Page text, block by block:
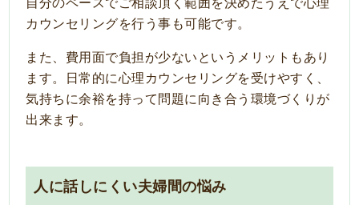
自分のペースでご相談頂く範囲を決めたうえで心理
カウンセリングを行う事も可能です。
また、費用面で負担が少ないというメリットもあり
ます。日常的に心理カウンセリングを受けやすく、
気持ちに余裕を持って問題に向き合う環境づくりが
出来ます。
人に話しにくい夫婦間の悩み